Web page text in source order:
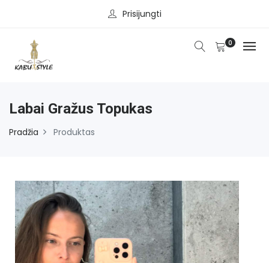
Prisijungti
0
Labai Gražus Topukas
Pradžia Produktas